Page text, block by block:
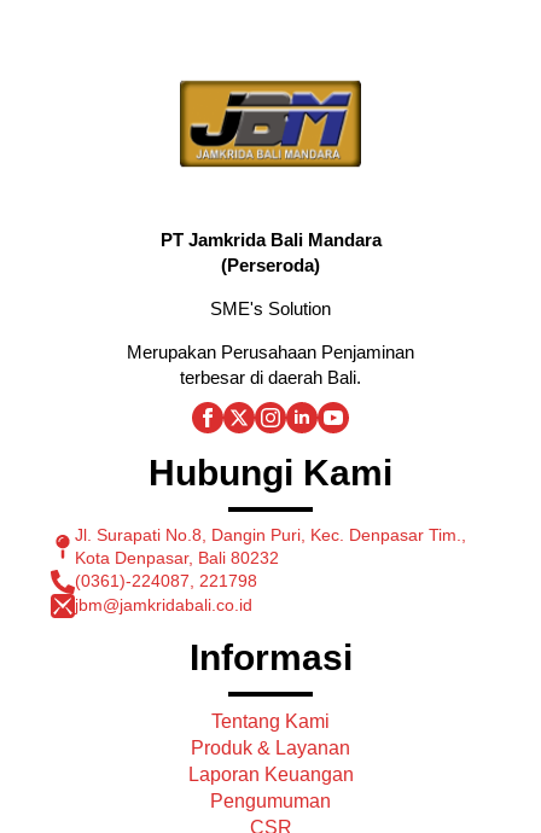
PT Jamkrida Bali Mandara
(Perseroda)
SME's Solution
Merupakan Perusahaan Penjaminan
terbesar di daerah Bali.
Hubungi Kami
Jl. Surapati No.8, Dangin Puri, Kec. Denpasar Tim.,
Kota Denpasar, Bali 80232
(0361)-224087, 221798
jbm@jamkridabali.co.id
Informasi
Tentang Kami
Produk & Layanan
Laporan Keuangan
Pengumuman
CSR